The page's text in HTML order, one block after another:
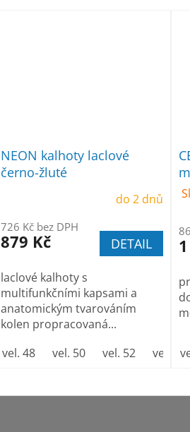
NEON kalhoty laclové
černo-žluté
do 2 dnů
726 Kč bez DPH
879 Kč DETAIL
laclové kalhoty s
multifunkčními kapsami a
anatomickým tvarováním
kolen propracovaná...
vel. 48
vel. 50 vel. 52 vel. 54